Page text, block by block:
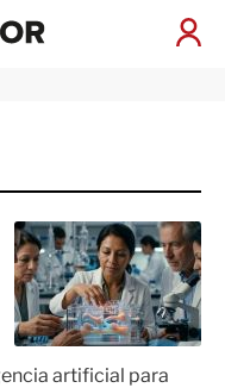
I
S
e
s
i
ó
n
x
r
artificial para